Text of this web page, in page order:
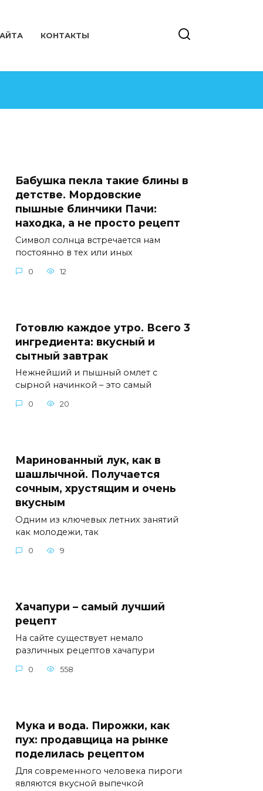
КОНТАКТЫ
Бабушка пекла такие блины в
детстве. Мордовские
пышные блинчики Пачи:
находка, а не просто рецепт
Символ солнца встречается нам
постоянно в тех или иных
0 12
Готовлю каждое утро. Всего 3
ингредиента: вкусный и
сытный завтрак
Нежнейший и пышный омлет с
сырной начинкой – это самый
0 20
Маринованный лук, как в
шашлычной. Получается
сочным, хрустящим и очень
вкусным
Одним из ключевых летних занятий
как молодежи, так
0 9
Хачапури – самый лучший
рецепт
На сайте существует немало
различных рецептов хачапури
0 558
Мука и вода. Пирожки, как
пух: продавщица на рынке
поделилась рецептом
Для современного человека пироги
являются вкусной выпечкой